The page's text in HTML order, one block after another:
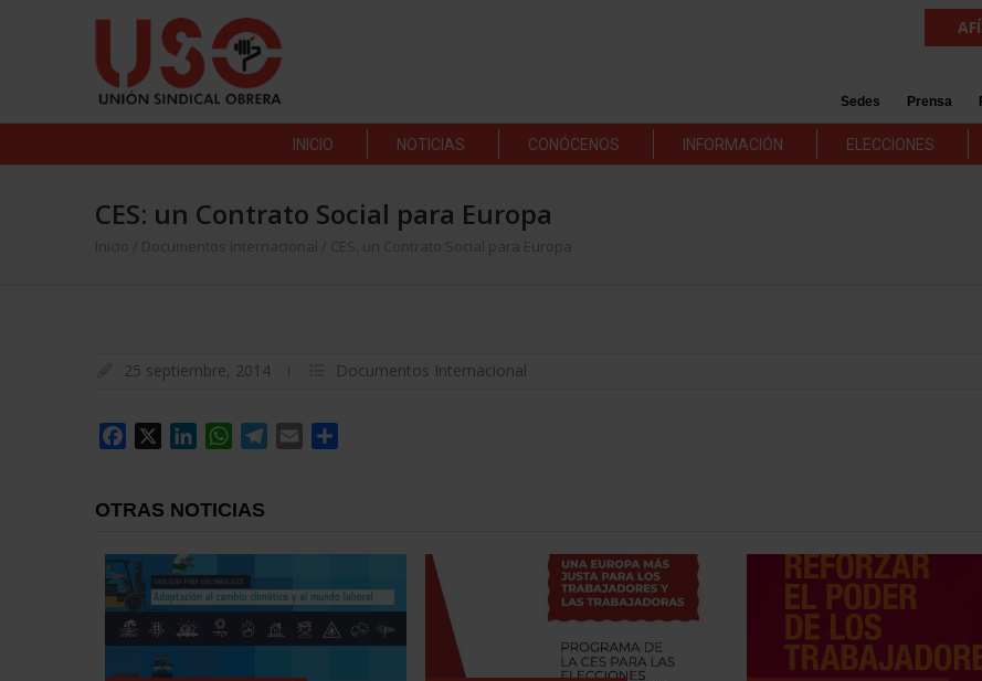
Sedes Prensa
INICIO NOTICIAS CONÓCENOS INFORMACIÓN ELECCIONES
CES: un Contrato Social para Europa
Inicio Documentos Internacional CES: un Contrato Social para Europa
25 septiembre, 2014 Documentos Internacional
Facebook LinkedInWhatsApp
Telegram
Email
OTRAS NOTICIAS